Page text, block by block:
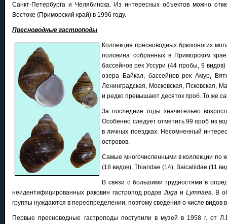
Санкт-Петербурга и Челябинска. Из интересных объектов можно
Востоке (Приморский край) в 1996 году.
Пресноводные гастроподы
Коллекция пресноводных брюхоногих
половина собранных в Приморском
бассейнов рек Уссури (44 пробы, 9
озера Байкал, бассейнов рек Амур,
Ленинградская, Московская, Псковская,
и редко превышают десяток проб. То же
За последние годы значительно
Особенно следует отметить 99 проб из
в личных поездках. Несомненный
островов.
Самые многочисленными в коллекции по
(18 видов), Thiaridae (14), Baicaliidae (11
В связи с большими трудностями в
неидентифицированных раковин гастропод родовJuga и Lymnaea. В
группы нуждаются в переопределении, поэтому сведения о числе видов
Первые пресноводные гастроподы поступили в музей в 1958 г. от